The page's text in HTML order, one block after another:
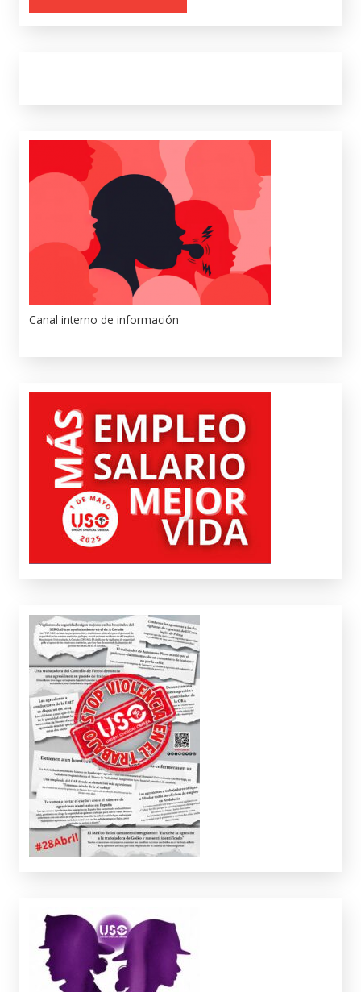
Canal interno de información